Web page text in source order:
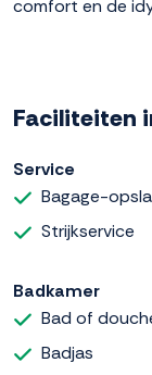
comfort en de
Faciliteiten
Service
Bagage-
Strijkservice
Badkamer
Bad of
Badjas